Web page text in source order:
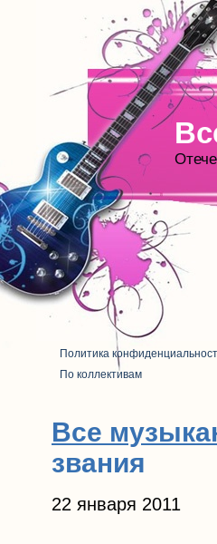
Политика
По коллективам
Все
звания
22 января 2011